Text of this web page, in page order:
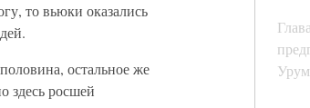
то вьюки оказались
остальное же
здесь росшей